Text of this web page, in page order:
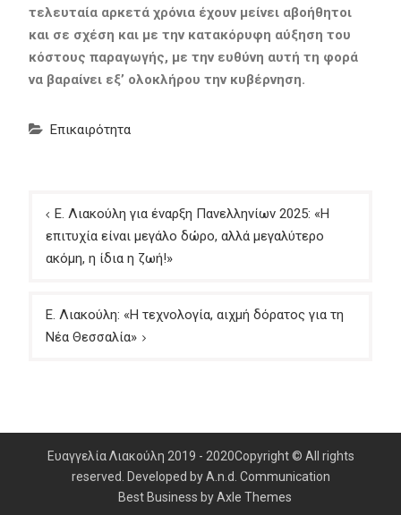
τελευταία αρκετά χρόνια έχουν μείνει αβοήθητοι
και σε σχέση και με την κατακόρυφη αύξηση του
κόστους παραγωγής, με την ευθύνη αυτή τη φορά
να βαραίνει εξ’ ολοκλήρου την κυβέρνηση.
Επικαιρότητα
Πλοήγηση
άρθρων
Ε. Λιακούλη για έναρξη Πανελληνίων 2025: «Η
επιτυχία είναι μεγάλο δώρο, αλλά μεγαλύτερο
ακόμη, η ίδια η ζωή!»
Ε. Λιακούλη: «Η τεχνολογία, αιχμή δόρατος για τη
Νέα Θεσσαλία»
Ευαγγελία Λιακούλη 2019 - 2020Copyright © All rights
reserved. Developed by A.n.d. Communication
Best Business byAxle Themes